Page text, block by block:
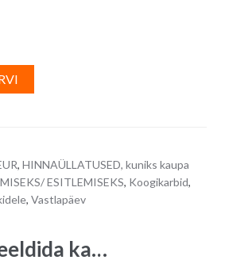
n
a
v
, HINNAÜLLATUSED, kuniks kaupa
ESITLEMISEKS, Koogikarbid,
, Vastlapäev
ka…